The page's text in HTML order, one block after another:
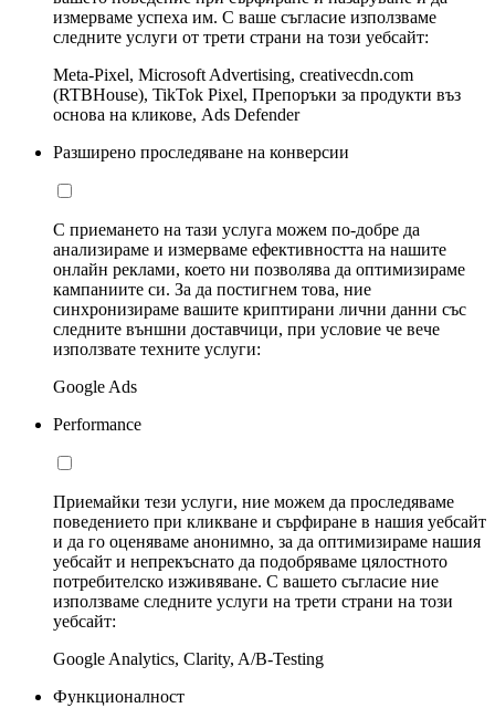
измерваме успеха им. С ваше съгласие използваме
следните услуги от трети страни на този уебсайт:
Meta-Pixel, Microsoft Advertising, creativecdn.com
(RTBHouse), TikTok Pixel, Препоръки за продукти въз
основа на кликове, Ads Defender
Разширено проследяване на конверсии
С приемането на тази услуга можем по-добре да
анализираме и измерваме ефективността на нашите
онлайн реклами, което ни позволява да оптимизираме
кампаниите си. За да постигнем това, ние
синхронизираме вашите криптирани лични данни със
следните външни доставчици, при условие че вече
използвате техните услуги:
Google Ads
Performance
Приемайки тези услуги, ние можем да проследяваме
поведението при кликване и сърфиране в нашия уебсайт
и да го оценяваме анонимно, за да оптимизираме нашия
уебсайт и непрекъснато да подобряваме цялостното
потребителско изживяване. С вашето съгласие ние
използваме следните услуги на трети страни на този
уебсайт:
Google Analytics, Clarity, A/B-Testing
Функционалност